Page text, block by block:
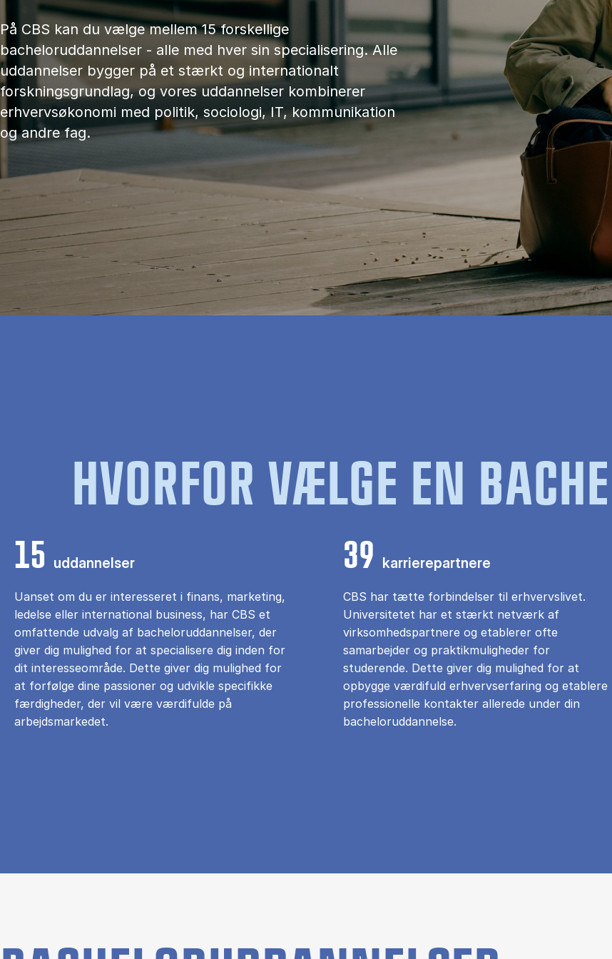
På CBS kan du vælge mellem 15 forskellige
bacheloruddannelser - alle med hver sin specialisering. Alle
uddannelser bygger på et stærkt og internationalt
forskningsgrundlag, og vores uddannelser kombinerer
erhvervsøkonomi med politik, sociologi, IT, kommunikation
og andre fag.
HVORFOR VÆLGE EN
15 uddannelser
Uanset om du er interesseret i finans, marketing,
ledelse eller international business, har CBS et
omfattende udvalg af bacheloruddannelser, der
giver dig mulighed for at specialisere dig inden for
dit interesseområde. Dette giver dig mulighed for
at forfølge dine passioner og udvikle specifikke
færdigheder, der vil være værdifulde på
arbejdsmarkedet.
39 karrierepartnere
CBS har tætte forbindelser til erhvervslivet.
Universitetet har et stærkt netværk af
virksomhedspartnere og etablerer ofte
samarbejder og praktikmuligheder for
studerende. Dette giver dig mulighed for at
opbygge værdifuld erhvervserfaring og etablere
professionelle kontakter allerede under din
bacheloruddannelse.